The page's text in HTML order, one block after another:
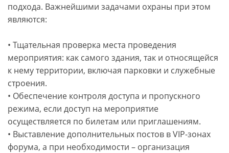
подхода. Важнейшими задачами охраны при этом
являются:
• Тщательная проверка места проведения
мероприятия: как самого здания, так и относящейся
к нему территории, включая парковки и служебные
строения.
• Обеспечение контроля доступа и пропускного
режима, если доступ на мероприятие
осуществляется по билетам или приглашениям.
• Выставление дополнительных постов в VIP-зонах
форума, а при необходимости – организация